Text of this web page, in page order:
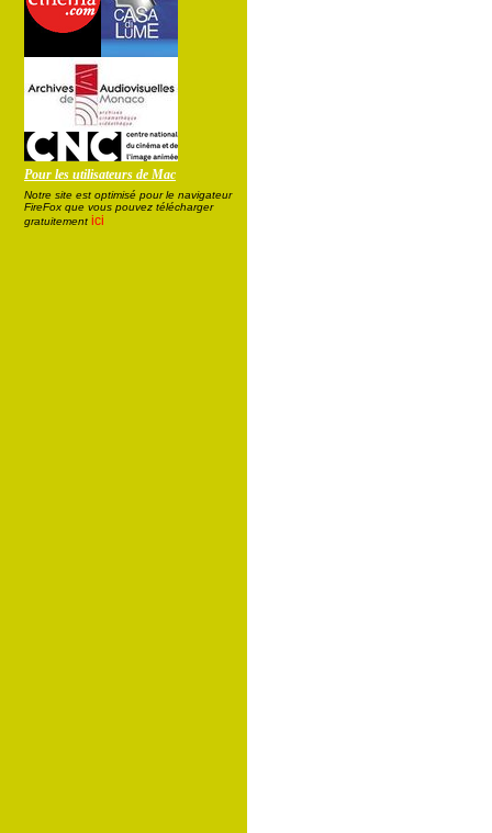
Pour les utilisateurs de Mac
Notre site est optimisé pour le navigateur
FireFox que vous pouvez télécharger
gratuitement ici